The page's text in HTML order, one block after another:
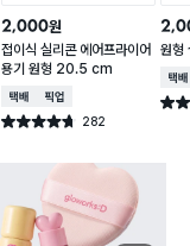
2,000원
접이식 실리콘 에어프라이어
용기 원형 20.5 cm
택배배송매장픽업
별점 4.7점 282
건 작성
원형
택배
별점